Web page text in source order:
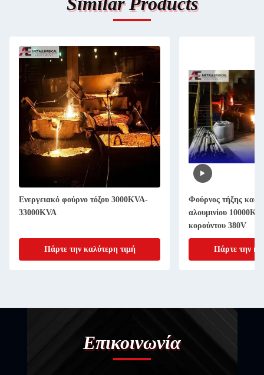
Ενεργειακό φούρνο τόξου 3000KVA-
33000KVA
Πάρτε την καλύτερη τιμή
Φούρνος τήξης καφέ
αλουμινίου
κορούντου 380V
Πάρτε την
Επικοινωνία